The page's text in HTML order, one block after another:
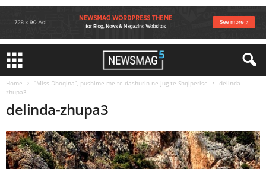
Home “Miss Dhoqina”, pushime me te dashurin ne Jug te Shqiperise
delinda-
zhupa3
delinda-zhupa3